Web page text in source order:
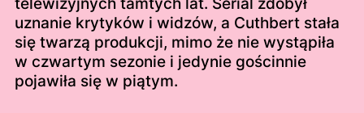
telewizyjnych tamtych lat. Serial zdobył
uznanie krytyków i widzów, a Cuthbert stała
się twarzą produkcji, mimo że nie wystąpiła
w czwartym sezonie i jedynie gościnnie
pojawiła się w piątym.